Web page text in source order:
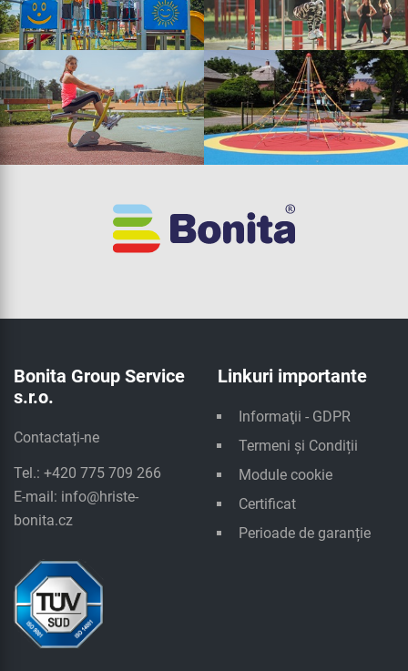
Bonita Group Service
s.r.o.
Contactați-ne
Tel.: +420 775 709 266
E-mail: info@hriste-
bonita.cz
Linkuri importante
Informaţii - GDPR
Termeni și Condiții
Module cookie
Certificat
Perioade de garanție